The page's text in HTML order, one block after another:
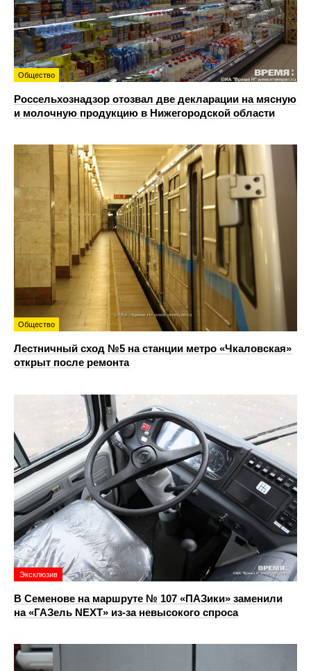
Общество
Россельхознадзор отозвал две декларации на мясную
и молочную продукцию в Нижегородской области
Общество
Лестничный сход №5 на станции метро «Чкаловская»
открыт после ремонта
Эксклюзив
В Семенове на маршруте № 107 «ПАЗики» заменили
на «ГАЗель NEXT» из‑за невысокого спроса